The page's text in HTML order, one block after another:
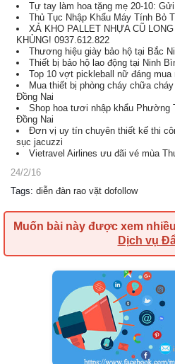
Tự tay làm hoa tặng mẹ 20-10:
Thủ Tục Nhập Khẩu Máy Tính Bỏ
XẢ KHO PALLET NHỰA CŨ
KHỦNG! 0937.612.822
Thương hiệu giày bảo hộ tại Bắc
Thiết bị bảo hộ lao động tại Ninh
Top 10 vợt pickleball nữ đáng mua
Mua thiết bị phòng cháy chữa
Đồng Nai
Shop hoa tươi nhập khẩu Phường
Đồng Nai
Đơn vị uy tín chuyên thiết kế thi
sục jacuzzi
Vietravel Airlines ưu đãi vé mùa
24/2/16
Tags: diễn đàn rao vặt dofollow
Muốn bài này được xem
Dịch vụ